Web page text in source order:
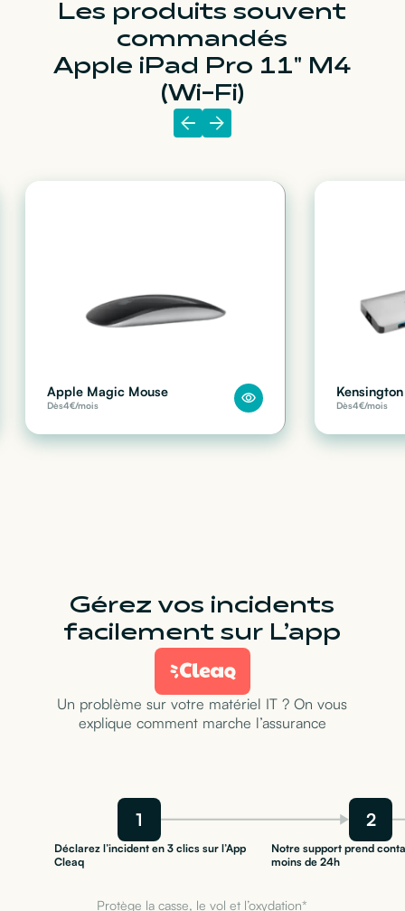
Les produits souvent
commandés
Apple iPad Pro 11" M4
(Wi-Fi)
Apple Magic Mouse
Dès4€/mois Dès4€/mois
Gérez vos incidents
facilement sur L’app
Un problème sur votre matériel IT ? On vous
explique comment marche l’assurance
1 2
Déclarez l’incident en 3 clics sur l’App
Cleaq
Notre support prend
moins de 24h
Protège la casse, le vol et l’oxydation*